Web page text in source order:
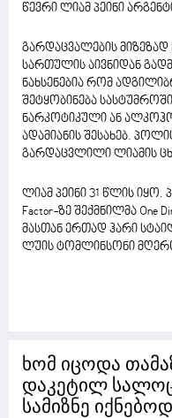
წევრი ლიამ პეინი
გარდაცვალების მიზეზად
სართულის აივნიდან
ნახსენებია რომ
შეტყობინება
ნარკოტიკული ან
ადამიანის შესახებ.
გარდაცვლილი ლიამის
ლიამ პეინი 31 წლის
Factor-ზე შექმნილმა One
მასთან ერთად ჰარი
ლუის ტომლინსონი
ხომ იცოდა
დაკეტილ
სამიზნე